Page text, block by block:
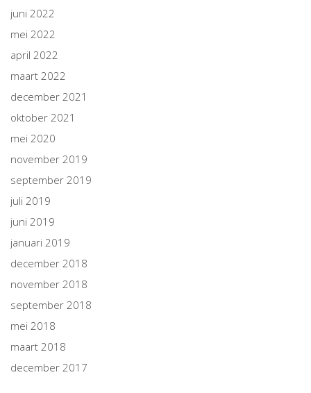
juni 2022
mei 2022
april 2022
maart 2022
december 2021
oktober 2021
mei 2020
november 2019
september 2019
juli 2019
juni 2019
januari 2019
december 2018
november 2018
september 2018
mei 2018
maart 2018
december 2017